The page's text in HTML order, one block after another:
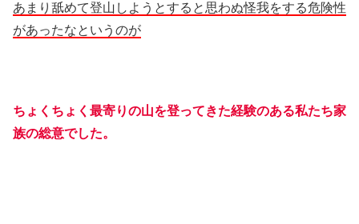
あまり舐めて登山しようとすると思わぬ怪我をする危険性
があったなというのが
ちょくちょく最寄りの山を登ってきた経験のある私たち家
族の総意でした。